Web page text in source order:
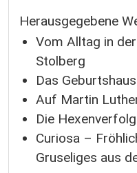
Herausgegebene
Vom Alltag in
Stolberg
Das
Auf Martin
Die
Curiosa –
Gruseliges aus